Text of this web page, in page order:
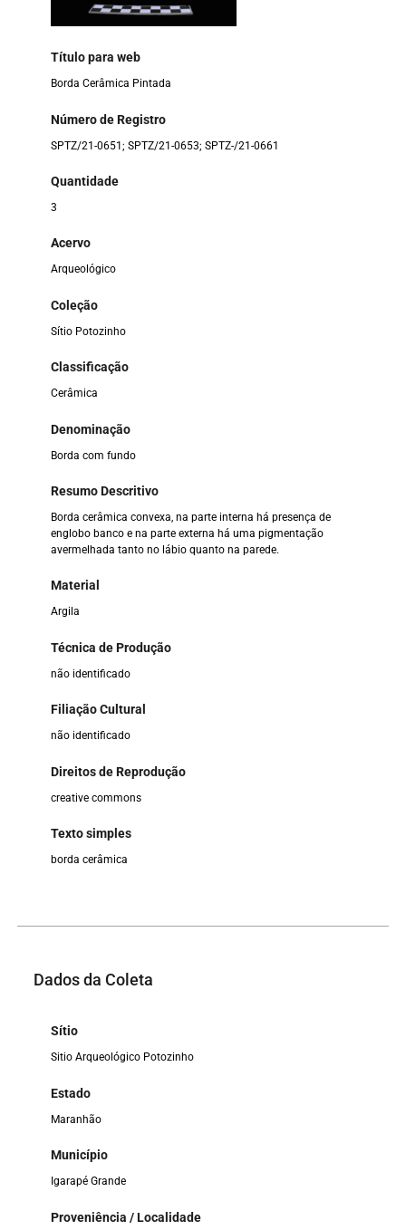
Título para web
Borda Cerâmica Pintada
Número de Registro
SPTZ/21-0651; SPTZ/21-0653; SPTZ-/21-0661
Quantidade
3
Acervo
Arqueológico
Coleção
Sítio Potozinho
Classificação
Cerâmica
Denominação
Borda com fundo
Resumo Descritivo
Borda cerâmica convexa, na parte interna há presença de
englobo banco e na parte externa há uma pigmentação
avermelhada tanto no lábio quanto na parede.
Material
Argila
Técnica de Produção
não identificado
Filiação Cultural
não identificado
Direitos de Reprodução
creative commons
Texto simples
borda cerâmica
Dados da Coleta
Sítio
Sitio Arqueológico Potozinho
Estado
Maranhão
Município
Igarapé Grande
Proveniência / Localidade